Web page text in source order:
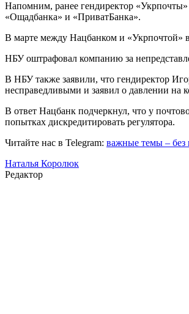
Напомним, ранее гендиректор «Укрпочты»
«Ощадбанка» и «ПриватБанка».
В марте между Нацбанком и «Укрпочтой»
НБУ оштрафовал компанию за
В НБУ также заявили, что гендиректор
несправедливыми и заявил о давлении на
В ответ Нацбанк подчеркнул, что у
попытках дискредитировать регулятора.
Читайте нас в Telegram: важные темы – без
Наталья Королюк
Редактор